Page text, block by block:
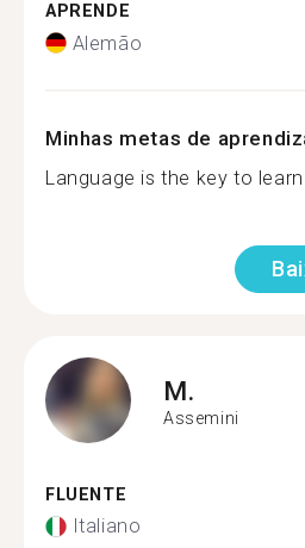
APRENDE
Alemão
Minhas metas de
Language is the key to learn
M.
Assemini
FLUENTE
Italiano